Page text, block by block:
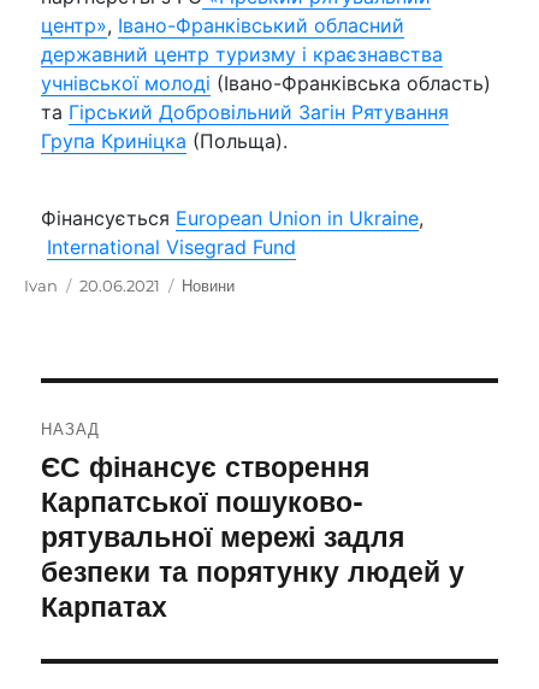
центр», Івано-Франківський обласний
державний центр туризму і краєзнавства
учнівської молоді (Івано-Франківська область)
та Гірський Добровільний Загін Рятування
Група Криніцка (Польща).
Фінансується European Union in Ukraine,
International Visegrad Fund
Автор
Ivan Оприлюднено
20.06.2021 Категорії
Новини
записів
НАЗАД
Попередній
запис:
ЄС фінансує створення
Карпатської пошуково-
рятувальної мережі задля
безпеки та порятунку людей у
Карпатах